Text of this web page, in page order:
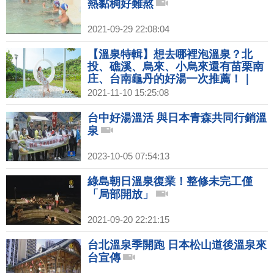
熱黏稠好難熬
2021-09-29 22:08:04
【溫泉特輯】想去哪裡泡溫泉？北
投、礁溪、烏來、小烏來還有苗栗南
庄、台南龜丹的好湯一次推薦！｜
1000步的繽紛台灣(396)預告
2021-11-10 15:25:08
台中好湯溫活 與日本青森共同行銷溫
泉
2023-10-05 07:54:13
綠島朝日溫泉復業！整修未完工僅
「局部開放」
2021-09-20 22:21:15
台北溫泉季開跑 日本松山道後溫泉來
台宣傳